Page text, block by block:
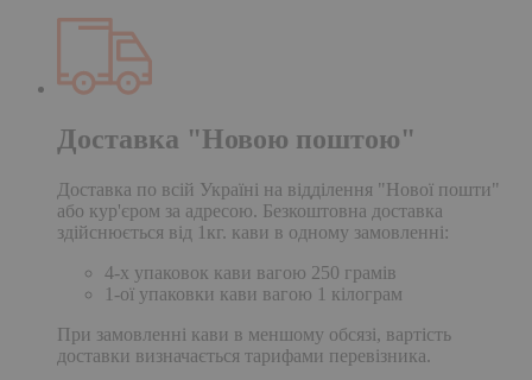
Доставка "Новою поштою"
Доставка по всій Україні на відділення "Нової пошти"
або кур'єром за адресою. Безкоштовна доставка
здійснюється від 1кг. кави в одному замовленні:
4-х упаковок кави вагою 250 грамів
1-ої упаковки кави вагою 1 кілограм
При замовленні кави в меншому обсязі, вартість
доставки визначається тарифами перевізника.